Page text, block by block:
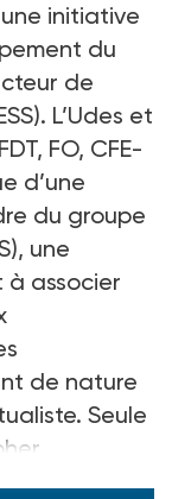
initiative
du
de
L’Udes et
FO, CFE-
d’une
du groupe
une
à associer
de nature
Seule